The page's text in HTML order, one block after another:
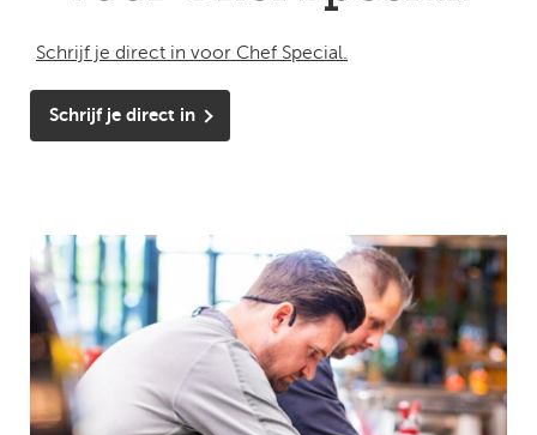
Schrijf je direct in voor Chef Special.
Schrijf je direct in